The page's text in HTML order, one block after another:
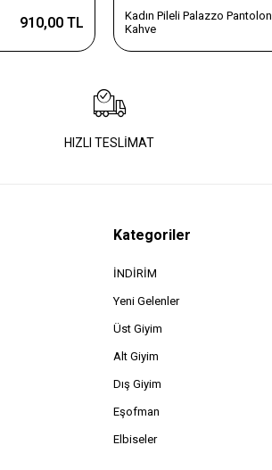
910,00 TL
Kadın Pileli Palazzo Pantolon
Kahve
HIZLI TESLİMAT
Kategoriler
İNDİRİM
Yeni Gelenler
Üst Giyim
Alt Giyim
Dış Giyim
Eşofman
Elbiseler